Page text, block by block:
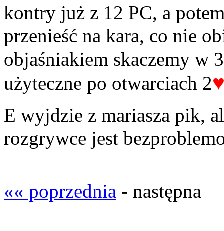
kontry już z 12 PC, a
przenieść na kara, co nie
objaśniakiem skaczemy w 3
użyteczne po otwarciach 2
E wyjdzie z mariasza pik,
rozgrywce jest
«« poprzednia - następna